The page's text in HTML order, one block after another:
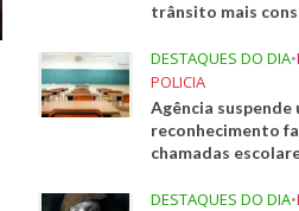
trânsito mais
DESTAQUES DO DIA•
POLICIA
Agência suspende
reconhecimento
chamadas
DESTAQUES DO DIA•